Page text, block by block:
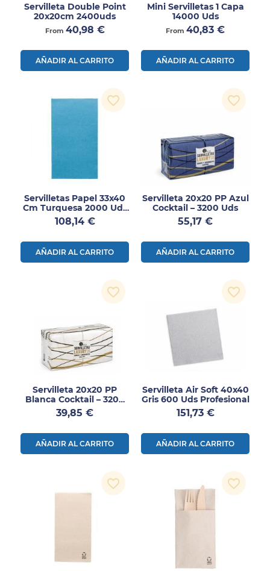
Servilleta Double Point
20x20cm 2400uds
From Precio
40,98 €
AÑADIR AL CARRITO
Mini Servilletas 1 Capa
14000 Uds
From Precio
40,83 €
AÑADIR AL CARRITO
Servilletas Papel 33x40
Cm Turquesa 2000 Uds
Ecolabel
Precio
108,14 €
AÑADIR AL CARRITO
favorite_border
Servilleta 20x20 PP Azul
Cocktail – 3200 Uds
Precio
55,17 €
AÑADIR AL CARRITO
favorite_border
Servilleta 20x20 PP
Blanca Cocktail – 3200
Uds
Precio
39,85 €
AÑADIR AL CARRITO
favorite_border
Servilleta Air Soft 40x40
Gris 600 Uds Profesional
Precio
151,73 €
AÑADIR AL CARRITO
favorite_border
favorite_border favorite_border